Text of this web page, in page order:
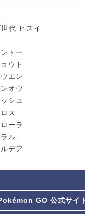
代 ヒスイ
トー
ウト
エン
オウ
シュ
ス
ーラ
ル
デア
Pokémon GO 公式サイ